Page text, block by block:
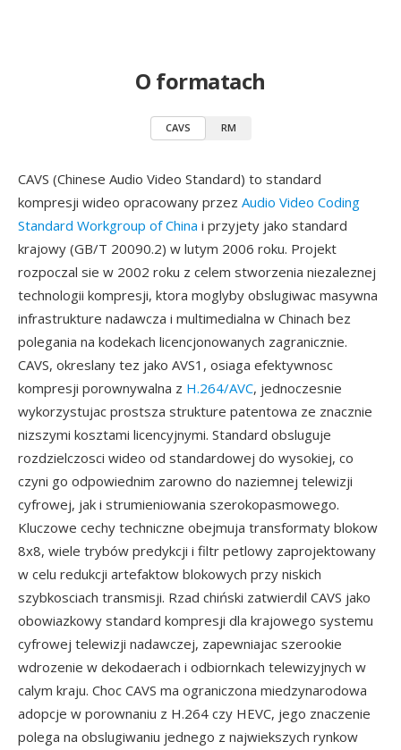
O formatach
CAVS RM
CAVS (Chinese Audio Video Standard) to standard
kompresji wideo opracowany przez Audio Video Coding
Standard Workgroup of China i przyjety jako standard
krajowy (GB/T 20090.2) w lutym 2006 roku. Projekt
rozpoczal sie w 2002 roku z celem stworzenia niezaleznej
technologii kompresji, ktora moglyby obslugiwac masywna
infrastrukture nadawcza i multimedialna w Chinach bez
polegania na kodekach licencjonowanych zagranicznie.
CAVS, okreslany tez jako AVS1, osiaga efektywnosc
kompresji porownywalna z H.264/AVC, jednoczesnie
wykorzystujac prostsza strukture patentowa ze znacznie
nizszymi kosztami licencyjnymi. Standard obsluguje
rozdzielczosci wideo od standardowej do wysokiej, co
czyni go odpowiednim zarowno do naziemnej telewizji
cyfrowej, jak i strumieniowania szerokopasmowego.
Kluczowe cechy techniczne obejmuja transformaty blokow
8x8, wiele trybów predykcji i filtr petlowy zaprojektowany
w celu redukcji artefaktow blokowych przy niskich
szybkosciach transmisji. Rzad chiński zatwierdil CAVS jako
obowiazkowy standard kompresji dla krajowego systemu
cyfrowej telewizji nadawczej, zapewniajac szerookie
wdrozenie w dekodaerach i odbiornkach telewizyjnych w
calym kraju. Choc CAVS ma ograniczona miedzynarodowa
adopcje w porownaniu z H.264 czy HEVC, jego znaczenie
polega na obslugiwaniu jednego z najwiekszych rynkow